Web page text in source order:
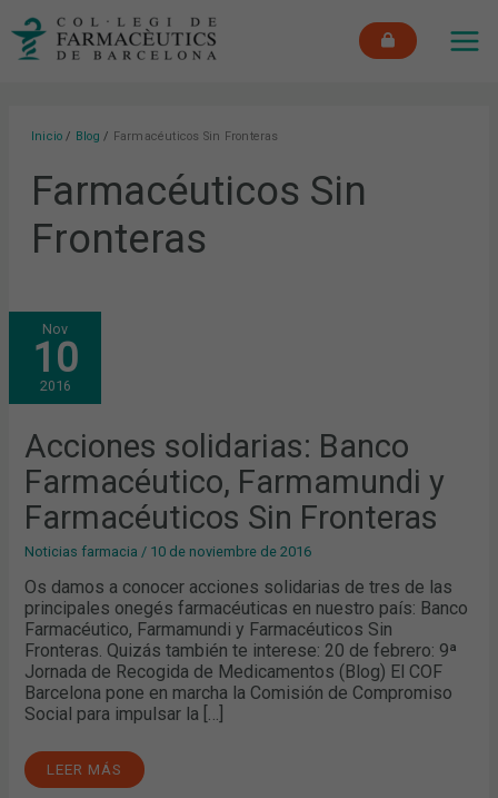
Inicio Blog Farmacéuticos Sin Fronteras
Farmacéuticos Sin
Fronteras
Nov
10
2016
Acciones solidarias: Banco
Farmacéutico, Farmamundi y
Farmacéuticos Sin Fronteras
Noticias farmacia / 10 de noviembre de 2016
Os damos a conocer acciones solidarias de tres de las
principales onegés farmacéuticas en nuestro país: Banco
Farmacéutico, Farmamundi y Farmacéuticos Sin
Fronteras. Quizás también te interese: 20 de febrero: 9ª
Jornada de Recogida de Medicamentos (Blog) El COF
Barcelona pone en marcha la Comisión de Compromiso
Social para impulsar la […]
ACCIONES
SOLIDARIAS:
BANCO
FARMACÉUTICO,
FARMAMUNDI
Y
FARMACÉUTICOS
FRONTERAS
LEER MÁS